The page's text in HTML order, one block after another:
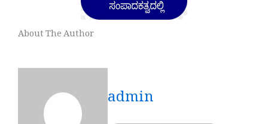
About The Author
admin